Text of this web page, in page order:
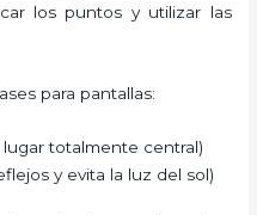
los puntos y utilizar las
para pantallas:
totalmente central)
y evita la luz del sol)